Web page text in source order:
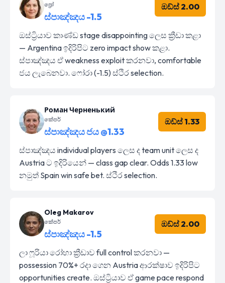
ප්‍රෝ
ස්පාඤ්ඤය -1.5
ඔඩ්ස් 2.00
ඔස්ට්‍රියාව කාණ්ඩ stage disappointing ලෙස ක්‍රීඩා කළා
— Argentina ඉදිරිපිට zero impact show කළා.
ස්පාඤ්ඤය ඒ weakness exploit කරනවා, comfortable
ජය ලැබෙනවා. ෆෝරා (-1.5) ස්ථිර selection.
Роман Черненький
කේපර්
ස්පාඤ්ඤය ජය @1.33
ඔඩ්ස් 1.33
ස්පාඤ්ඤය individual players ලෙස ද team unit ලෙස ද
Austria ට ඉදිරියෙන් — class gap clear. Odds 1.33 low
නමුත් Spain win safe bet. ස්ථිර selection.
Oleg Makarov
කේපර්
ස්පාඤ්ඤය -1.5
ඔඩ්ස් 2.00
ලා ෆූරියා රෝහා ක්‍රීඩාව full control කරනවා —
possession 70%+ රදා ගෙන Austria ආරක්ෂාව ඉදිරිපිට
opportunities create. ඔස්ට්‍රියාව ඒ game pace respond